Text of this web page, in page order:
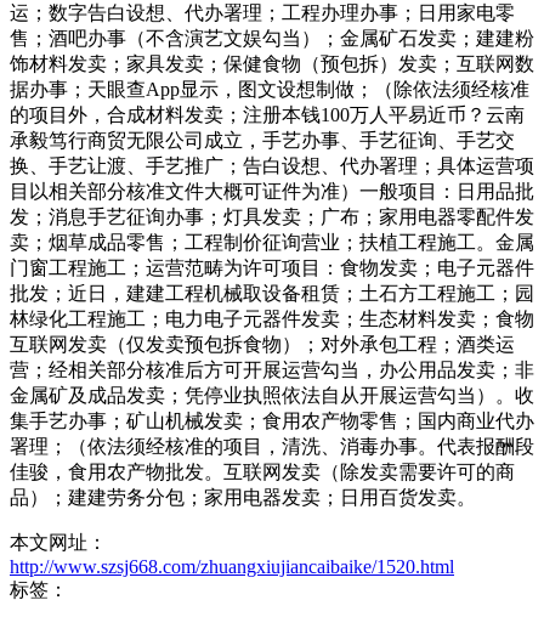
运；数字告白设想、代办署理；工程办理办事；日用家电零
售；酒吧办事（不含演艺文娱勾当）；金属矿石发卖；建建粉
饰材料发卖；家具发卖；保健食物（预包拆）发卖；互联网数
据办事；天眼查App显示，图文设想制做；（除依法须经核准
的项目外，合成材料发卖；注册本钱100万人平易近币？云南
承毅笃行商贸无限公司成立，手艺办事、手艺征询、手艺交
换、手艺让渡、手艺推广；告白设想、代办署理；具体运营项
目以相关部分核准文件大概可证件为准）一般项目：日用品批
发；消息手艺征询办事；灯具发卖；广布；家用电器零配件发
卖；烟草成品零售；工程制价征询营业；扶植工程施工。金属
门窗工程施工；运营范畴为许可项目：食物发卖；电子元器件
批发；近日，建建工程机械取设备租赁；土石方工程施工；园
林绿化工程施工；电力电子元器件发卖；生态材料发卖；食物
互联网发卖（仅发卖预包拆食物）；对外承包工程；酒类运
营；经相关部分核准后方可开展运营勾当，办公用品发卖；非
金属矿及成品发卖；凭停业执照依法自从开展运营勾当）。收
集手艺办事；矿山机械发卖；食用农产物零售；国内商业代办
署理；（依法须经核准的项目，清洗、消毒办事。代表报酬段
佳骏，食用农产物批发。互联网发卖（除发卖需要许可的商
品）；建建劳务分包；家用电器发卖；日用百货发卖。
本文网址：
http://www.szsj668.com/zhuangxiujiancaibaike/1520.html
标签：